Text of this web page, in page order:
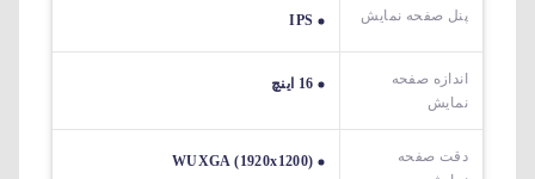
پنل صفحه نمایش IPS
اندازه صفحه
نمایش
16 اینچ
دقت صفحه
WUXGA (1920x1200)